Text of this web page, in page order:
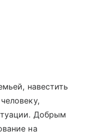
навестить
Добрым
на